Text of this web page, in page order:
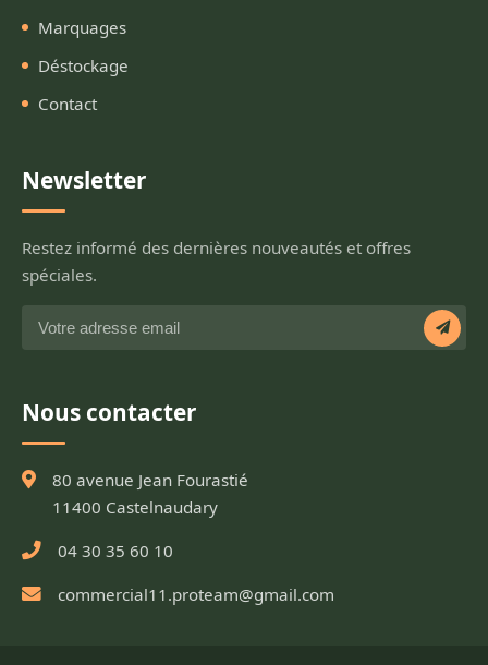
Marquages
Déstockage
Contact
Newsletter
Restez informé des dernières nouveautés et offres
spéciales.
Nous contacter
80 avenue Jean Fourastié
11400 Castelnaudary
04 30 35 60 10
commercial11.proteam@gmail.com